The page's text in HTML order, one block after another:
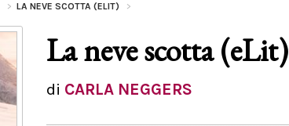
LA NEVE SCOTTA (ELIT)
La neve scotta (eLit)
di CARLA NEGGERS